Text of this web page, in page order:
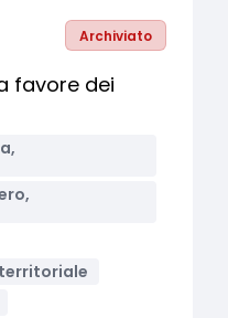
Archiviato
favore dei